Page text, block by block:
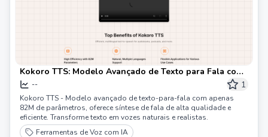
Kokoro TTS: Modelo Avançado de Texto para Fala com
82M de parâmetros
-- 1
Kokoro TTS - Modelo avançado de texto-para-fala com apenas
82M de parâmetros, oferece síntese de fala de alta qualidade e
eficiente. Transforme texto em vozes naturais e realistas.
Ferramentas de Voz com IA